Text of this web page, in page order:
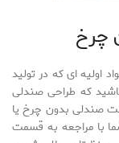
چرخ
اولیه ای که در تولید
که طراحی صندلی
صندلی بدون چرخ یا
با مراجعه به قسمت